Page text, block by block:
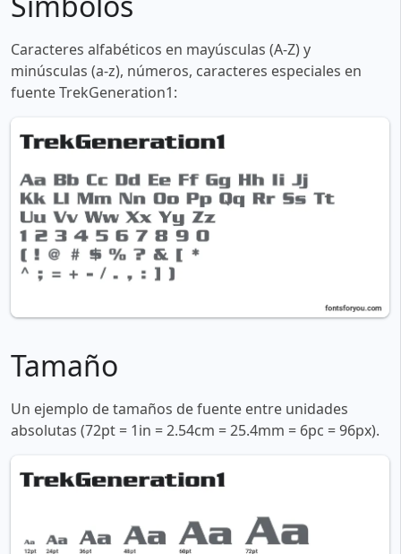
Caracteres alfabéticos en mayúsculas (A-Z) y
minúsculas (a-z), números, caracteres especiales en
fuente TrekGeneration1:
Tamaño
Un ejemplo de tamaños de fuente entre unidades
absolutas (72pt = 1in = 2.54cm = 25.4mm = 6pc = 96px).